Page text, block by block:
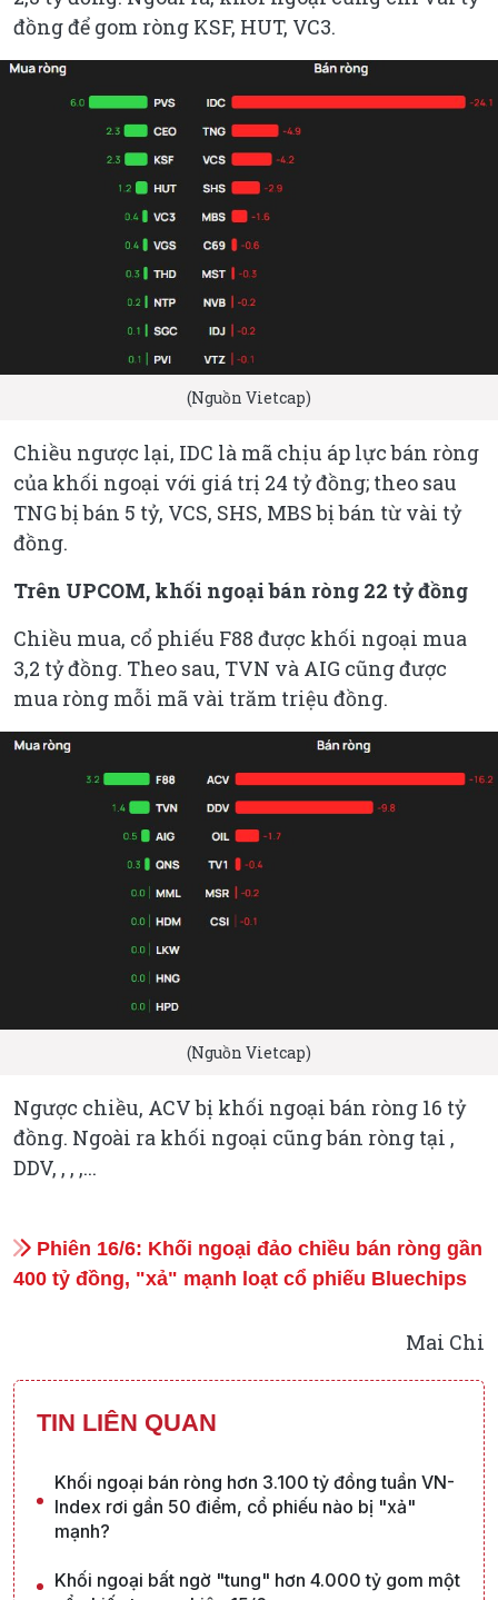
đồng để gom ròng KSF, HUT, VC3.
(Nguồn Vietcap)
Chiều ngược lại, IDC là mã chịu áp lực bán ròng
của khối ngoại với giá trị 24 tỷ đồng; theo sau
TNG bị bán 5 tỷ, VCS, SHS, MBS bị bán từ vài tỷ
đồng.
Trên UPCOM, khối ngoại bán ròng 22 tỷ đồng
Chiều mua, cổ phiếu F88 được khối ngoại mua
3,2 tỷ đồng. Theo sau, TVN và AIG cũng được
mua ròng mỗi mã vài trăm triệu đồng.
(Nguồn Vietcap)
Ngược chiều, ACV bị khối ngoại bán ròng 16 tỷ
đồng. Ngoài ra khối ngoại cũng bán ròng tại ,
DDV, , , ,...
Phiên 16/6: Khối ngoại đảo chiều bán ròng gần
400 tỷ đồng, "xả" mạnh loạt cổ phiếu Bluechips
Mai Chi
TIN LIÊN QUAN
Khối ngoại bán ròng hơn 3.100 tỷ đồng tuần VN-
Index rơi gần 50 điểm, cổ phiếu nào bị "xả"
mạnh?
Khối ngoại bất ngờ "tung" hơn 4.000 tỷ gom một